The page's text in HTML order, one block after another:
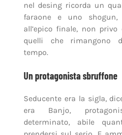
nel desing ricorda un
faraone e uno
all’epico finale, non
quelli che rimangono
tempo.
Un protagonista sbruffone
Seducente era la sigla,
era Banjo,
determinato, abile